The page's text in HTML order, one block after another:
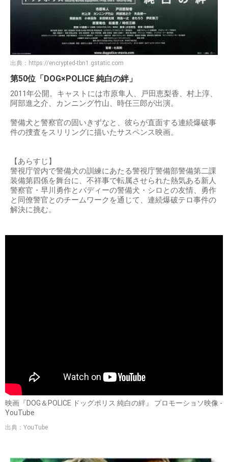
出典： https://encrypted-tbn1.gstatic.com
第50位「DOG×POLICE 純白の絆」
2011年公開。キャストには市原隼人、戸田恵梨香、村上淳、
阿部進之介、カンニング竹山、時任三郎が出演。
警備犬と警察官の固いきずなと、彼らが直面する連続爆破事
件の捜査をスリリングに描いたサスペンス映画。
【あらすじ】
警視庁管内で警備犬の訓練にあたる警視庁警備部警備第二課
装備第四係を舞台に、不祥事で転属させられた熱気ある新人
警察官・早川勇作とバディーの警備犬・シロとの友情、勇作
と同僚警官とのチームワークを通じて、連続爆破テロ事件の
解決に挑む。
映画『DOG＆POLICE ドッグポリス 純白の絆』 プロモーショソ映像 -
YouTube
出典：YouTube